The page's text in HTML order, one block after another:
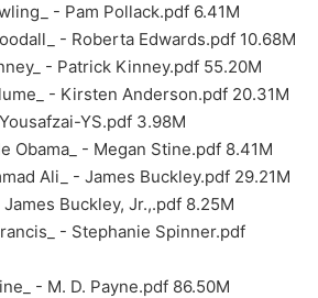
- Pam Pollack.pdf 6.41M
- Roberta Edwards.pdf 10.68M
- Patrick Kinney.pdf 55.20M
- Kirsten Anderson.pdf 20.31M
YS.pdf 3.98M
Obama_ - Megan Stine.pdf 8.41M
Ali_ - James Buckley.pdf 29.21M
Buckley, Jr.,.pdf 8.25M
- Stephanie Spinner.pdf
- M. D. Payne.pdf 86.50M